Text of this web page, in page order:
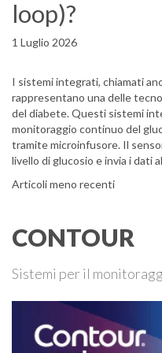
loop)?
1 Luglio 2026
I sistemi integrati, chiamati
rappresentano una delle
del diabete. Questi sistemi
monitoraggio continuo del
tramite microinfusore. Il
livello di glucosio e invia i dati
Navigazione
Articoli meno recenti
CONTOUR
Sistemi per il